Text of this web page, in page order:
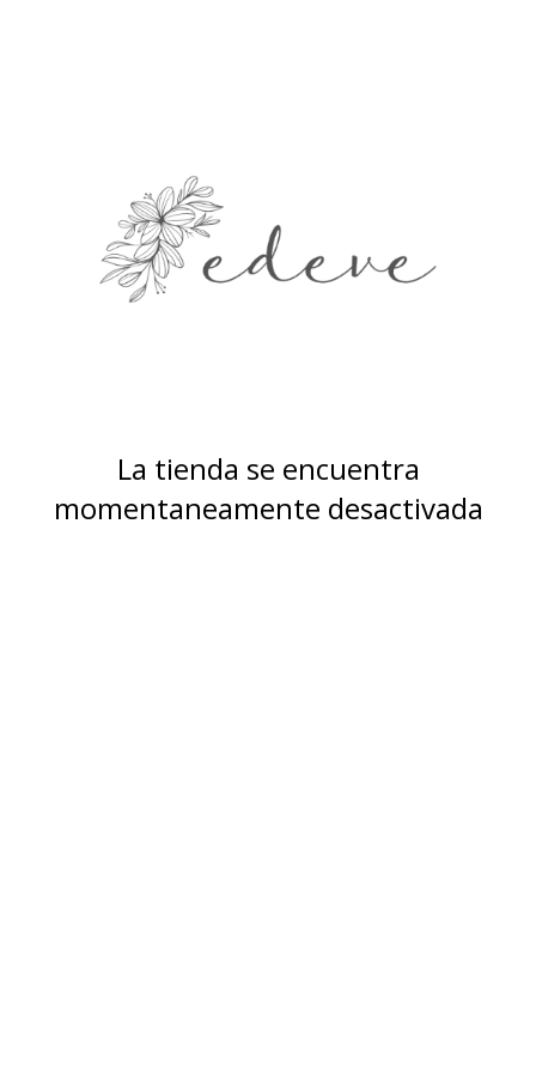
La tienda se encuentra
momentaneamente desactivada